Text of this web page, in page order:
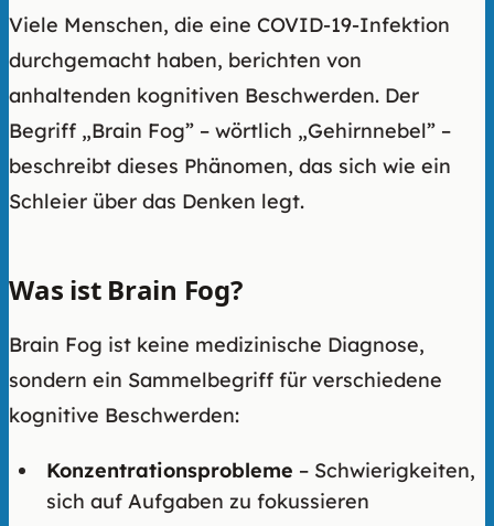
Viele Menschen, die eine COVID-19-Infektion
durchgemacht haben, berichten von
anhaltenden kognitiven Beschwerden. Der
Begriff „Brain Fog” – wörtlich „Gehirnnebel” –
beschreibt dieses Phänomen, das sich wie ein
Schleier über das Denken legt.
Was ist Brain Fog?
Brain Fog ist keine medizinische Diagnose,
sondern ein Sammelbegriff für verschiedene
kognitive Beschwerden:
Konzentrationsprobleme – Schwierigkeiten,
sich auf Aufgaben zu fokussieren